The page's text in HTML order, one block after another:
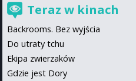
Teraz w kinach
Backrooms. Bez wyjścia
Do utraty tchu
Ekipa zwierzaków
Gdzie jest Dory